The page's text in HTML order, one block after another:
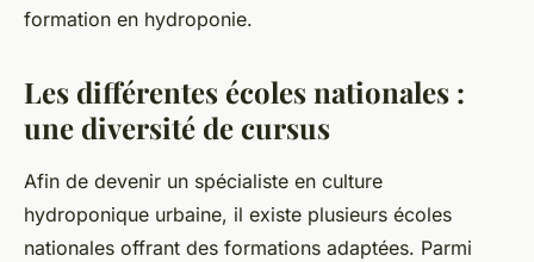
formation en hydroponie.
Les différentes écoles nationales :
une diversité de cursus
Afin de devenir un spécialiste en culture
hydroponique urbaine, il existe plusieurs écoles
nationales offrant des formations adaptées. Parmi